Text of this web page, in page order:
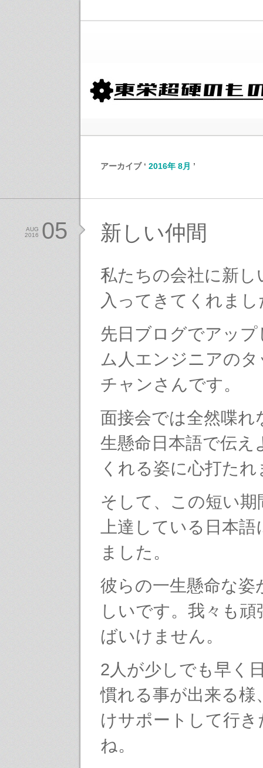
アーカイブ ‘ 2016年 8月 ’
新しい仲間
私たちの会社に新し
入ってきてくれまし
先日ブログでアッ
ム人エンジニアの
チャンさんです。
面接会では全然喋れ
生懸命日本語で伝え
くれる姿に心打た
そして、この短い
上達している日本
ました。
彼らの一生懸命な姿
しいです。我々も
ばいけません。
2人が少しでも早く
慣れる事が出来る様
けサポートして行
ね。
05
AUG
2016